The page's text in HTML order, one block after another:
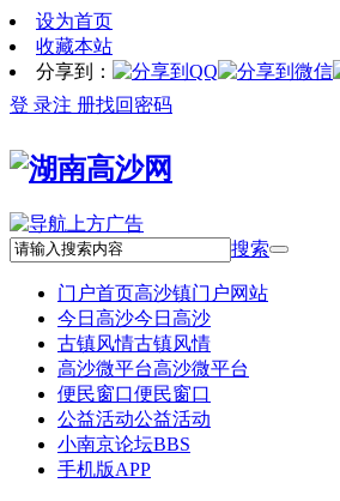
设为首页
收藏本站
分享到：
登 录注 册找回密码
搜索
门户首页高沙镇门户网站
今日高沙今日高沙
古镇风情古镇风情
高沙微平台高沙微平台
便民窗口便民窗口
公益活动公益活动
小南京论坛BBS
手机版APP